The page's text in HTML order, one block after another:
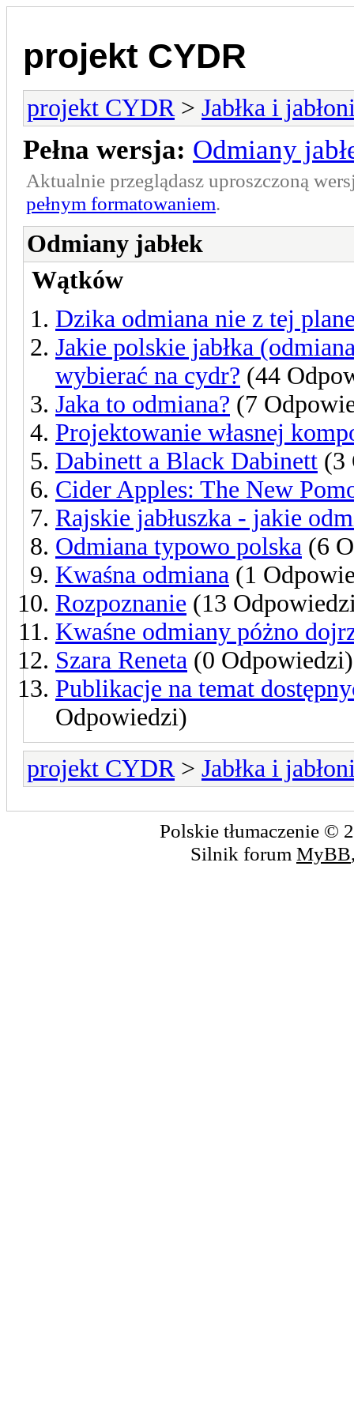
projekt CYDR
projekt CYDR > Jabłka i
Pełna wersja: Odmiany
Aktualnie przeglądasz uproszczoną
pełnym formatowaniem.
Odmiany jabłek
Wątków
Dzika odmiana nie z tej
Jakie polskie jabłka
wybierać na cydr? (44
Jaka to odmiana? (7
Projektowanie własnej
Dabinett a Black Dabinett (3
Cider Apples: The New
Rajskie jabłuszka - jakie
Odmiana typowo polska (6
Kwaśna odmiana (1
Rozpoznanie (13
Kwaśne odmiany póżno
Szara Reneta (0 Odpowiedzi)
Publikacje na temat
Odpowiedzi)
projekt CYDR > Jabłka i
Polskie tłumaczenie ©
Silnik forum MyBB